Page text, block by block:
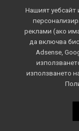
Нашият уебсайт
реклами (ако
да включва
Adsense,
използването